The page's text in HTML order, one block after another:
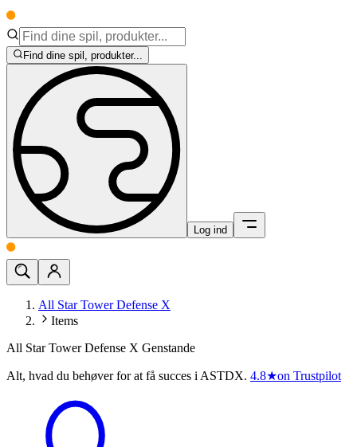
Find dine spil, produkter...
Log ind
All Star Tower Defense X
Items
All Star Tower Defense X Genstande
Alt, hvad du behøver for at få succes i ASTDX. 4.8★on Trustpilot